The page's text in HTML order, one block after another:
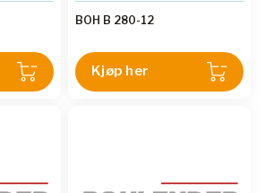
BOH B 280-12
Kjøp her